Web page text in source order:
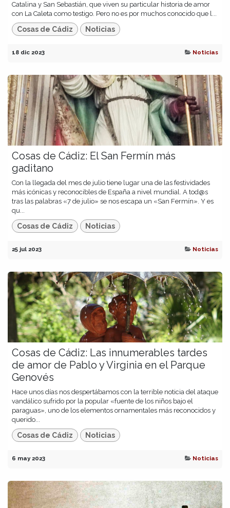
Catalina y San Sebastián, que viven su particular historia de amor
con La Caleta como testigo. Pero no es por muchos conocido que l...
Cosas de Cádiz Noticias
18 dic 2023 Noticias
Cosas de Cádiz: El San Fermín más
gaditano
Con la llegada del mes de julio tiene lugar una de las festividades
más icónicas y reconocibles de España a nivel mundial. A tod@s
tras las palabras «7 de julio» se nos escapa un «San Fermín». Y es
qu...
Cosas de Cádiz Noticias
25 jul 2023 Noticias
Cosas de Cádiz: Las innumerables tardes
de amor de Pablo y Virginia en el Parque
Genovés
Hace unos días nos despertábamos con la terrible noticia del ataque
vandálico sufrido por la popular «fuente de los niños bajo el
paraguas», uno de los elementos ornamentales más reconocidos y
querido...
Cosas de Cádiz Noticias
6 may 2023 Noticias